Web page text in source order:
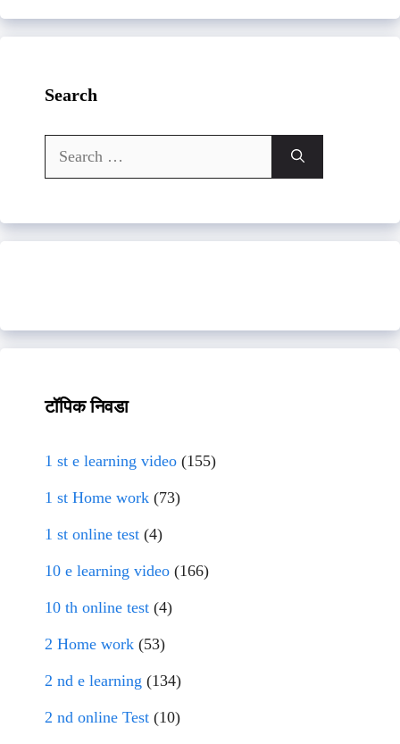
Search
Search
for:
टॉपिक निवडा
1 st e learning video (155)
1 st Home work (73)
1 st online test (4)
10 e learning video (166)
10 th online test (4)
2 Home work (53)
2 nd e learning (134)
2 nd online Test (10)